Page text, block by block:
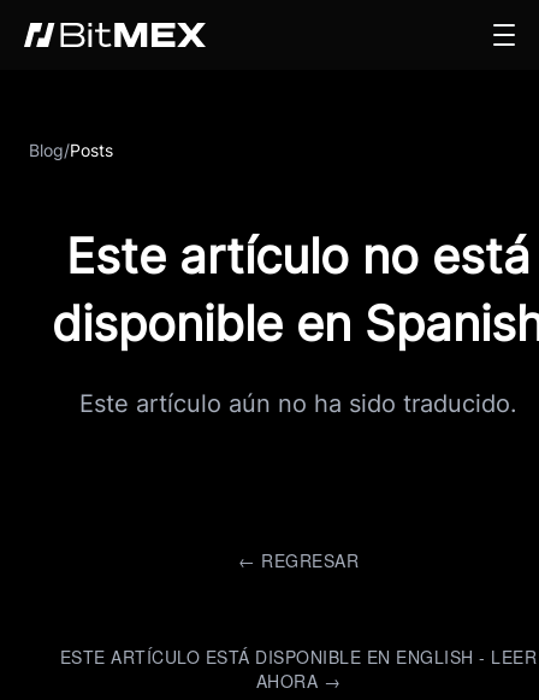
Blog/Posts
Este artículo no está
disponible en
Este artículo aún no ha sido traducido.
← REGRESAR
ESTE ARTÍCULO ESTÁ DISPONIBLE EN ENGLISH - LEER
AHORA →